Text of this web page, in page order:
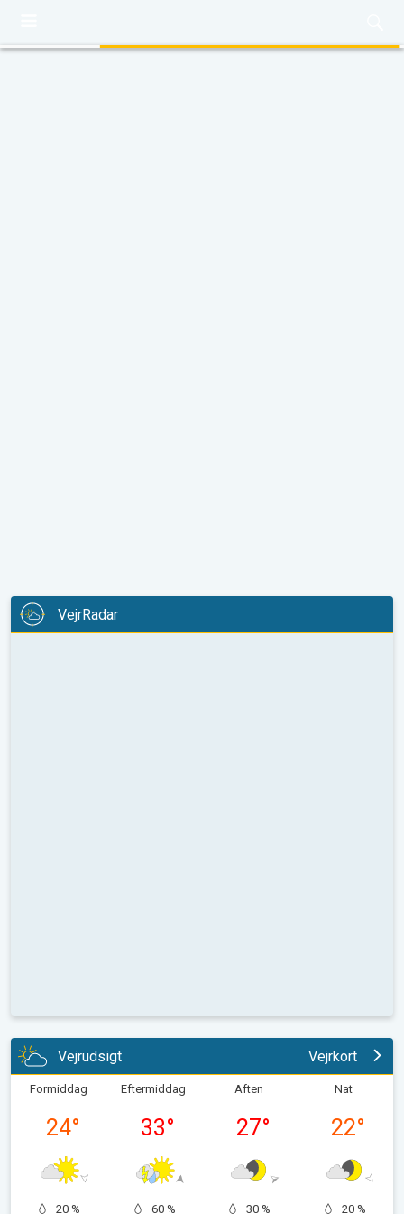
VejrRadar
Vejrudsigt Vejrkort
Formiddag
24°
20 %
Eftermiddag
33°
60 %
Aften
27°
30 %
Nat
22°
20 %